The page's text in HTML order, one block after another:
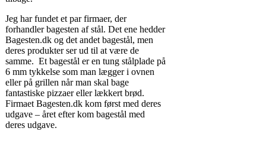
Jeg har fundet et par firmaer, der
forhandler bagesten af stål. Det ene hedder
Bagesten.dk og det andet bagestål, men
deres produkter ser ud til at være de
samme. Et bagestål er en tung stålplade på
6 mm tykkelse som man lægger i ovnen
eller på grillen når man skal bage
fantastiske pizzaer eller lækkert brød.
Firmaet Bagesten.dk kom først med deres
udgave – året efter kom bagestål med
deres udgave.